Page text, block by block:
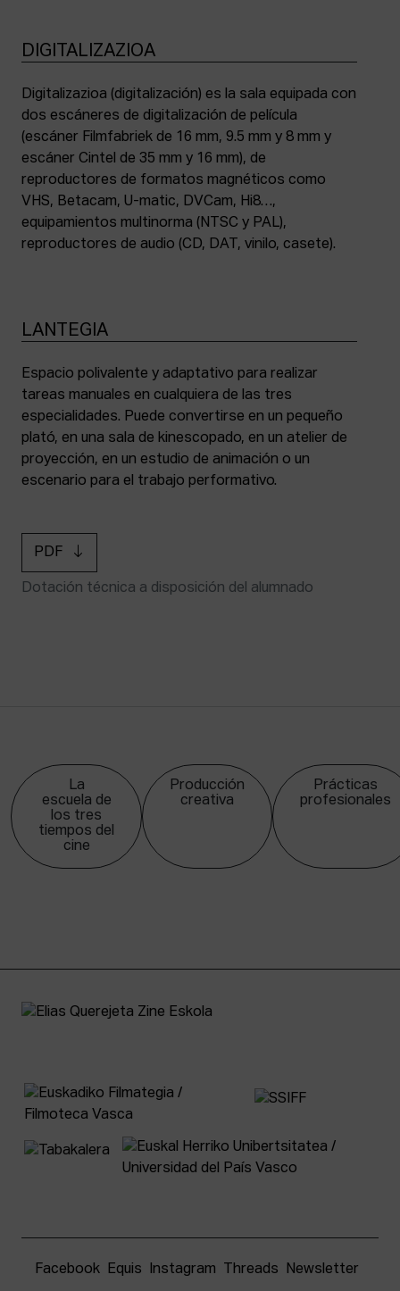
DIGITALIZAZIOA
Digitalizazioa (digitalización) es la sala equipada con
dos escáneres de digitalización de película
(escáner Filmfabriek de 16 mm, 9.5 mm y 8 mm y
escáner Cintel de 35 mm y 16 mm), de
reproductores de formatos magnéticos como
VHS, Betacam, U-matic, DVCam, Hi8…,
equipamientos multinorma (NTSC y PAL),
reproductores de audio (CD, DAT, vinilo, casete).
LANTEGIA
Espacio polivalente y adaptativo para realizar
tareas manuales en cualquiera de las tres
especialidades. Puede convertirse en un pequeño
plató, en una sala de kinescopado, en un atelier de
proyección, en un estudio de animación o un
escenario para el trabajo performativo.
PDF
Dotación técnica a disposición del alumnado
La
escuela de
los tres
tiempos del
cine
Producción
creativa
Prácticas
profesionales
Facebook Equis Instagram Threads Newsletter